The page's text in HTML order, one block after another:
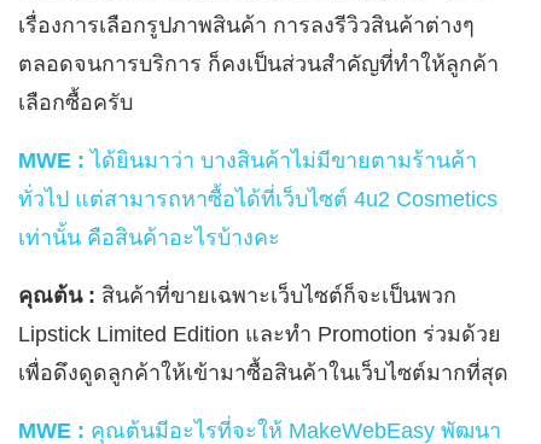
เรื่องการเลือกรูปภาพสินค้า การลงรีวิวสินค้าต่างๆ
ตลอดจนการบริการ ก็คงเป็นส่วนสำคัญที่ทำให้ลูกค้า
เลือกซื้อครับ
MWE : ได้ยินมาว่า บางสินค้าไม่มีขายตามร้านค้า
ทั่วไป แต่สามารถหาซื้อได้ที่เว็บไซต์ 4u2 Cosmetics
เท่านั้น คือสินค้าอะไรบ้างคะ
คุณต้น : สินค้าที่ขายเฉพาะเว็บไซต์ก็จะเป็นพวก
Lipstick Limited Edition และทำ Promotion ร่วมด้วย
เพื่อดึงดูดลูกค้าให้เข้ามาซื้อสินค้าในเว็บไซต์มากที่สุด
MWE : คุณต้นมีอะไรที่จะให้ MakeWebEasy พัฒนา